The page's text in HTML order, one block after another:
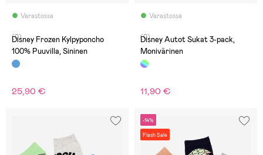
Varastossa
(0)
Disney Frozen Kylpyponcho
100% Puuvilla, Sininen
25,90 €
Varastossa
(0)
Disney Autot Sukat 3-pack,
Monivärinen
11,90 €
-14%
Flash Sale